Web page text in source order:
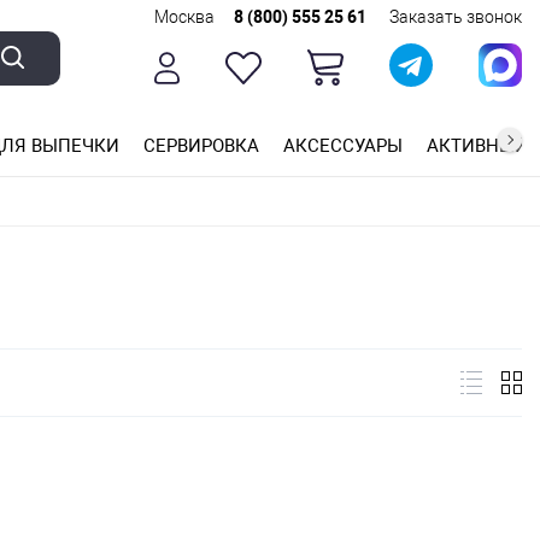
Москва 8 (800) 555 25 61 Заказать звонок
ВЫПЕЧКИ СЕРВИРОВКА АКСЕССУАРЫ АКТИВНЫЙ